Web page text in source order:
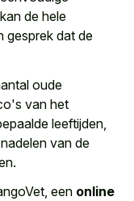
de hele
gesprek dat de
oude
van het
leeftijden
van de
een online